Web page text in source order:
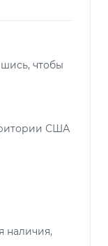
чтобы
США
наличия,